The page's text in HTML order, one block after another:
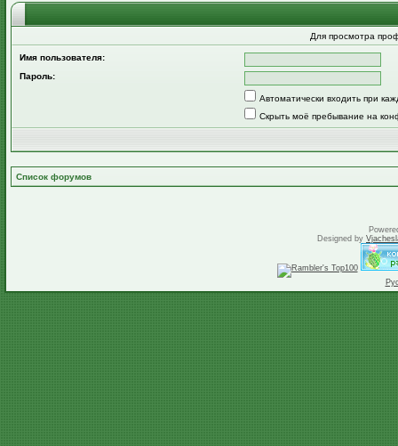
Для просмотра
Имя пользователя:
Пароль:
Автоматически входить при
Скрыть моё пребывание на
Список форумов
Designed by